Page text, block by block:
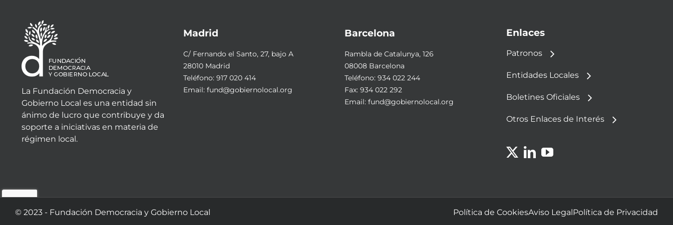
La Fundación Democracia y
Gobierno Local es una entidad sin
ánimo de lucro que contribuye y da
soporte a iniciativas en materia de
régimen local.
Madrid
C/ Fernando el Santo, 27, bajo A
28010 Madrid
Teléfono: 917 020 414
Email: fund@gobiernolocal.org
Barcelona
Rambla de Catalunya, 126
08008 Barcelona
Teléfono: 934 022 244
Fax: 934 022 292
Email: fund@gobiernolocal.org
Enlaces
Patronos
Entidades Locales
Boletines Oficiales
Otros Enlaces de Interés
© 2023 - Fundación Democracia y Gobierno Local Política de CookiesAviso Legal Política de Privacidad